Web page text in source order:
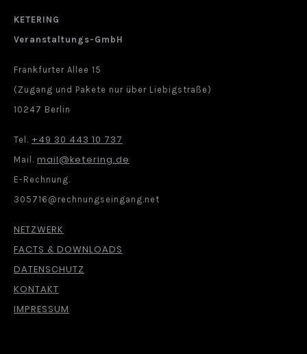
KETERING
Veranstaltungs-GmbH
Frankfurter Allee 15
(Zugang und Pakete nur über Liebigstraße)
10247 Berlin
Tel. +49 30 443 10 737
Mail. mail@ketering.de
E-Rechnung.
305716@rechnungseingang.net
NETZWERK
FACTS & DOWNLOADS
DATENSCHUTZ
KONTAKT
IMPRESSUM